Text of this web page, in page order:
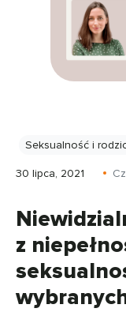
Seksualność i
30 lipca, 2021
z